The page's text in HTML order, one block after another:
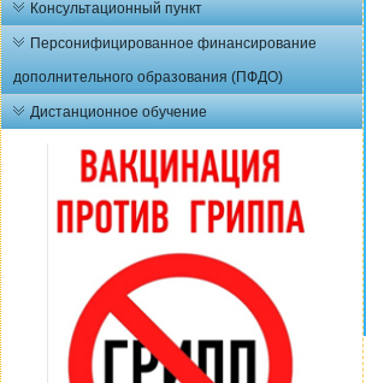
Консультационный пункт
Персонифицированное финансирование
дополнительного образования (ПФДО)
Дистанционное обучение